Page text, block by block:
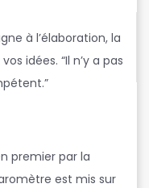
à l’élaboration, la
idées. “Il n’y a pas
premier par la
est mis sur